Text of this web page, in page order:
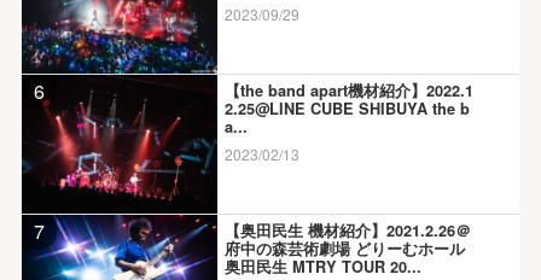
2023/09/29
6
【the band apart機材紹介】2022.1
2.25@LINE CUBE SHIBUYA the b
a...
2023/02/13
7
【奥田民生 機材紹介】2021.2.26＠
府中の森芸術劇場 どりーむホール
奥田民生 MTRY TOUR 20...